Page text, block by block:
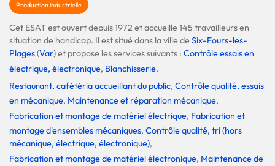
Production industrielle
Cet ESAT est ouvert depuis 1972 et accueille 145 travailleurs en
situation de handicap. Il est situé dans la ville deSix-Fours-les-
Plages(Var) et propose les services suivants : Contrôle essais en
électrique, électronique, Blanchisserie,
Restaurant, cafétéria accueillant du public, Contrôle qualité, essais
en mécanique, Maintenance et réparation mécanique,
Fabrication et montage de matériel électrique, Fabrication et
montage d'ensembles mécaniques, Contrôle qualité, tri (hors
mécanique, électrique, électronique),
Fabrication et montage de matériel électronique, Maintenance de